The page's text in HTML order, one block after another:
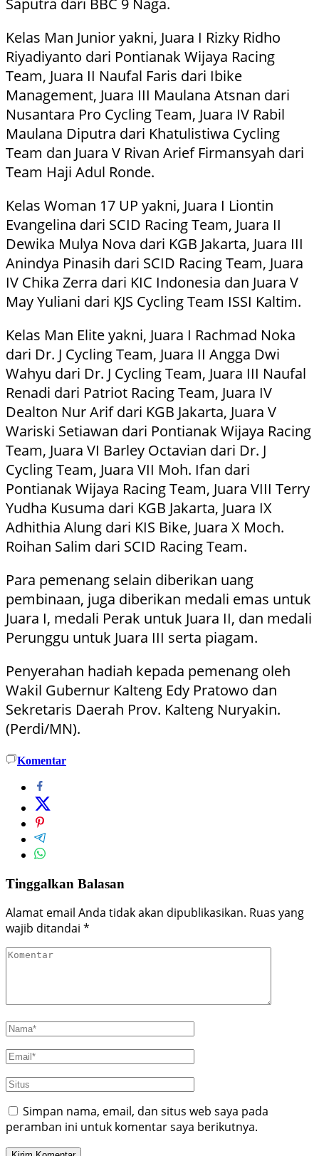
Kelas Man Junior yakni, Juara I Rizky Ridho
Riyadiyanto dari Pontianak Wijaya Racing
Team, Juara II Naufal Faris dari Ibike
Management, Juara III Maulana Atsnan dari
Nusantara Pro Cycling Team, Juara IV Rabil
Maulana Diputra dari Khatulistiwa Cycling
Team dan Juara V Rivan Arief Firmansyah dari
Team Haji Adul Ronde.
Kelas Woman 17 UP yakni, Juara I Liontin
Evangelina dari SCID Racing Team, Juara II
Dewika Mulya Nova dari KGB Jakarta, Juara III
Anindya Pinasih dari SCID Racing Team, Juara
IV Chika Zerra dari KIC Indonesia dan Juara V
May Yuliani dari KJS Cycling Team ISSI Kaltim.
Kelas Man Elite yakni, Juara I Rachmad Noka
dari Dr. J Cycling Team, Juara II Angga Dwi
Wahyu dari Dr. J Cycling Team, Juara III Naufal
Renadi dari Patriot Racing Team, Juara IV
Dealton Nur Arif dari KGB Jakarta, Juara V
Wariski Setiawan dari Pontianak Wijaya Racing
Team, Juara VI Barley Octavian dari Dr. J
Cycling Team, Juara VII Moh. Ifan dari
Pontianak Wijaya Racing Team, Juara VIII Terry
Yudha Kusuma dari KGB Jakarta, Juara IX
Adhithia Alung dari KIS Bike, Juara X Moch.
Roihan Salim dari SCID Racing Team.
Para pemenang selain diberikan uang
pembinaan, juga diberikan medali emas untuk
Juara I, medali Perak untuk Juara II, dan medali
Perunggu untuk Juara III serta piagam.
Penyerahan hadiah kepada pemenang oleh
Wakil Gubernur Kalteng Edy Pratowo dan
Sekretaris Daerah Prov. Kalteng Nuryakin.
(Perdi/MN).
Komentar
Tinggalkan Balasan
Alamat email Anda tidak akan dipublikasikan. Ruas yang
wajib ditandai *
Simpan nama, email, dan situs web saya pada
peramban ini untuk komentar saya berikutnya.